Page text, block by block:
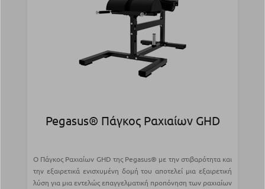
Pegasus® Πάγκος Ραχιαίων GHD
Ο Πάγκος Ραχιαίων GHD της Pegasus® με την στιβαρότητα και
την εξαιρετικά ενισχυμένη δομή του αποτελεί μια εξαιρετική
λύση για μια εντελώς επαγγελματική προπόνηση των ραχιαίων